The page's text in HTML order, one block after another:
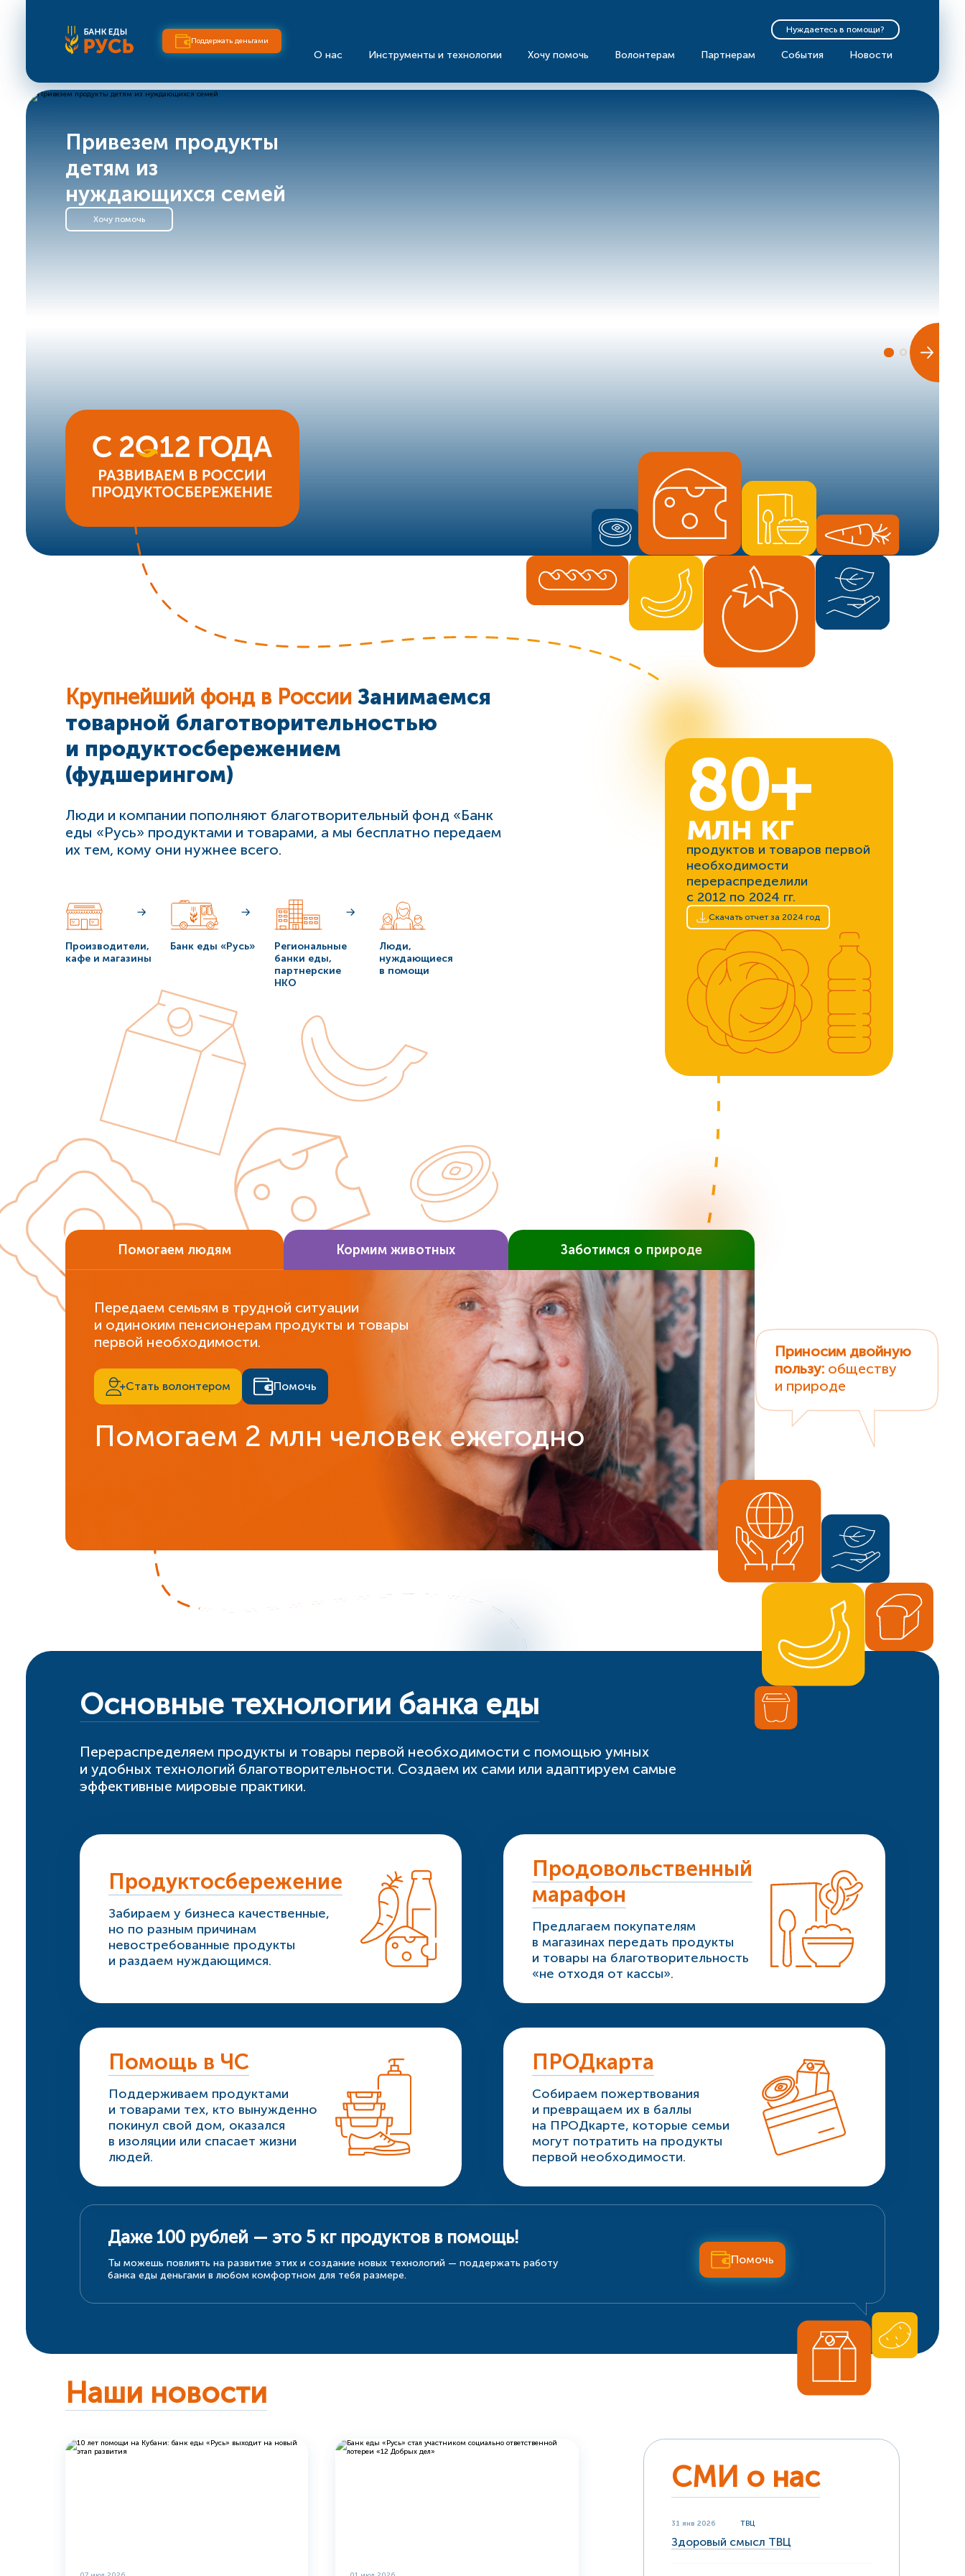
Поддержать деньгами
Нуждаетесь в помощи?
О нас Инструменты и технологии Хочу помочь Волонтерам Партнерам События Новости
Привезем продукты
детям из
нуждающихся семей
Хочу помочь
Крупнейший фонд в России Занимаемся
товарной благотворительностью
и продуктосбережением
(фудшерингом)
Люди и компании пополняют благотворительный фонд «Банк
еды «Русь» продуктами и товарами, а мы бесплатно передаем
их тем, кому они нужнее всего.
Производители,
кафе и магазины
Банк еды «Русь»
Региональные
банки еды,
партнерские
НКО
Люди,
нуждающиеся
в помощи
80+
млн кг
продуктов и товаров первой
необходимости
перераспределили
с 2012 по 2024 гг.
Скачать отчет за 2024 год
Помогаем людям Кормим животных Заботимся о природе
Передаем семьям в трудной ситуации
и одиноким пенсионерам продукты и товары
первой необходимости.
Стать волонтером Помочь
Помогаем 2 млн человек ежегодно
Приносим двойную
пользу: обществу
и природе
Основные технологии банка еды
Перераспределяем продукты и товары первой необходимости с помощью умных
и удобных технологий благотворительности. Создаем их сами или адаптируем самые
эффективные мировые практики.
Продуктосбережение
Забираем у бизнеса качественные,
но по разным причинам
невостребованные продукты
и раздаем нуждающимся.
Продовольственный
марафон
Предлагаем покупателям
в магазинах передать продукты
и товары на благотворительность
«не отходя от кассы».
Помощь в ЧС
Поддерживаем продуктами
и товарами тех, кто вынужденно
покинул свой дом, оказался
в изоляции или спасает жизни
людей.
ПРОДкарта
Собираем пожертвования
и превращаем их в баллы
на ПРОДкарте, которые семьи
могут потратить на продукты
первой необходимости.
Даже 100 рублей — это 5 кг продуктов в помощь!
Ты можешь повлиять на развитие этих и создание новых технологий — поддержать работу
банка еды деньгами в любом комфортном для тебя размере.
Помочь
Наши новости
СМИ о нас
31 янв 2026 ТВЦ
Здоровый смысл ТВЦ